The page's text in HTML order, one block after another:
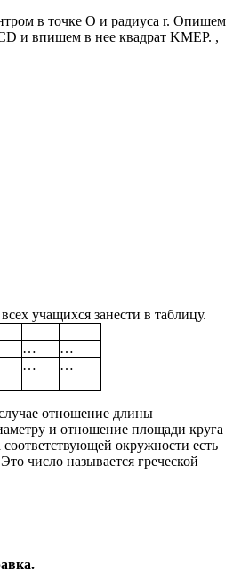
в точке О и радиуса r. Опишем
и впишем в нее квадрат KMEP. ,
учащихся занести в таблицу.
…
…
…
…
отношение длины
и отношение площади круга
соответствующей окружности есть
число называется греческой